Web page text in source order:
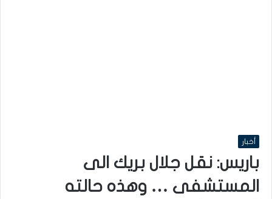
أخبار
باريس: نقل جلال بريك الى
المستشفى … وهذه حالته